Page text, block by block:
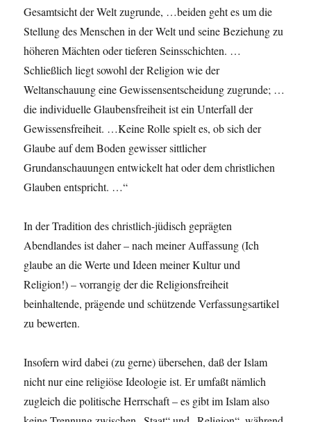
Gesamtsicht der Welt zugrunde, …beiden geht es um die
Stellung des Menschen in der Welt und seine Beziehung zu
höheren Mächten oder tieferen Seinsschichten. …
Schließlich liegt sowohl der Religion wie der
Weltanschauung eine Gewissensentscheidung zugrunde; …
die individuelle Glaubensfreiheit ist ein Unterfall der
Gewissensfreiheit. …Keine Rolle spielt es, ob sich der
Glaube auf dem Boden gewisser sittlicher
Grundanschauungen entwickelt hat oder dem christlichen
Glauben entspricht. …“
In der Tradition des christlich-jüdisch geprägten
Abendlandes ist daher – nach meiner Auffassung (Ich
glaube an die Werte und Ideen meiner Kultur und
Religion!) – vorrangig der die Religionsfreiheit
beinhaltende, prägende und schützende Verfassungsartikel
zu bewerten.
Insofern wird dabei (zu gerne) übersehen, daß der Islam
nicht nur eine religiöse Ideologie ist. Er umfaßt nämlich
zugleich die politische Herrschaft – es gibt im Islam also